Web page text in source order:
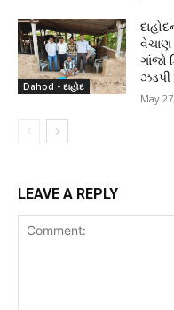
Dahod - દાહોદ
વેચાણ
ગાંજો
ઝડપી
May
LEAVE A REPLY